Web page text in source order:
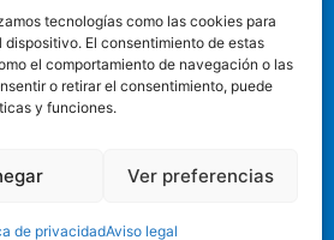
tecnologías como las cookies para
El consentimiento de estas
el comportamiento de navegación o las
o retirar el consentimiento, puede
y funciones.
Ver preferencias
de privacidadAviso legal